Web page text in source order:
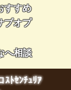
すすめ
ブオプ
へ相談
ｽﾄｾﾝﾁｭﾘｱ